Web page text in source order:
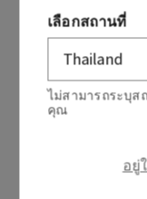
คุณสมบัติ: ใช้สำ
เหตุผลที่คุณจะตก
สีม่วงและชมพู
ใบไม้ผลิให้กับ
ทำจากโลหะปั๊
ขนาด กว้าง 2.6
เลือกสถานที่
ไม่สามารถระบุส
คุณ